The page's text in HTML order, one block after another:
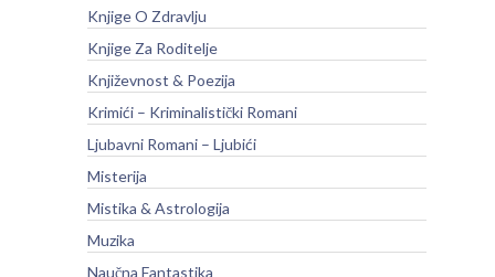
Knjige O Zdravlju
Knjige Za Roditelje
Književnost & Poezija
Krimići – Kriminalistički Romani
Ljubavni Romani – Ljubići
Misterija
Mistika & Astrologija
Muzika
Naučna Fantastika